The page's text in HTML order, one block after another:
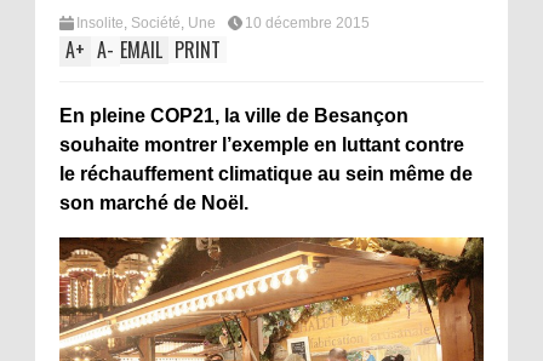
Insolite, Société, Une 10 décembre 2015
A+ A- EMAIL PRINT
En pleine COP21, la ville de Besançon
souhaite montrer l’exemple en luttant contre
le réchauffement climatique au sein même de
son marché de Noël.